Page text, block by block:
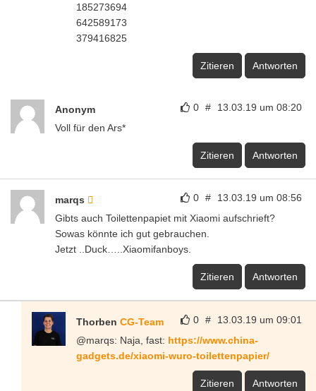
185273694
642589173
379416825
Zitieren Antworten
0 # 13.03.19 um 08:20
Anonym
Voll für den Ars*
Zitieren Antworten
0 # 13.03.19 um 08:56
marqs
Gibts auch Toilettenpapiet mit Xiaomi aufschrieft?
Sowas könnte ich gut gebrauchen.
Jetzt ..Duck…..Xiaomifanboys.
Zitieren Antworten
0 # 13.03.19 um 09:01
Thorben CG-Team
@marqs: Naja, fast: https://www.china-
gadgets.de/xiaomi-wuro-toilettenpapier/
Zitieren Antworten